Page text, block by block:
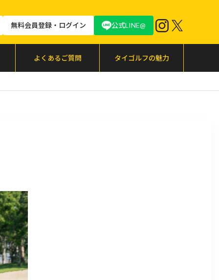
無料会員登録・ログイン 公式LINE@
よくあるご質問 タイゴルフの魅力